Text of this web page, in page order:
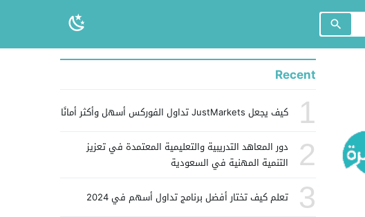
Recent
1 كيف يجعل JustMarkets تداول الفوركس أسهل وأكثر أمانًا
2
دور المعاهد التدريبية والتعليمية المعتمدة في تعزيز
التنمية المهنية في السعودية
3 تعلم كيف تختار أفضل برنامج تداول أسهم في 2024